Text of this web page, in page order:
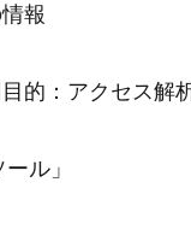
報
的：アクセス解
ル」